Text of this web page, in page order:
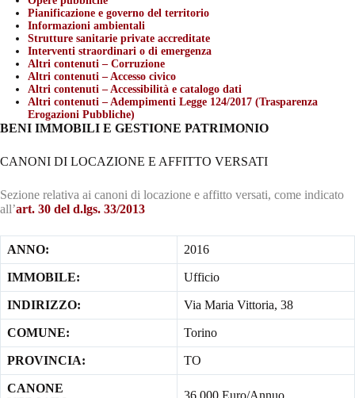
Pianificazione e governo del territorio
Informazioni ambientali
Strutture sanitarie private accreditate
Interventi straordinari o di emergenza
Altri contenuti – Corruzione
Altri contenuti – Accesso civico
Altri contenuti – Accessibilità e catalogo dati
Altri contenuti – Adempimenti Legge 124/2017 (Trasparenza
Erogazioni Pubbliche)
BENI IMMOBILI E GESTIONE PATRIMONIO
CANONI DI LOCAZIONE E AFFITTO VERSATI
Sezione relativa ai canoni di locazione e affitto versati, come indicato
all’art. 30 del d.lgs. 33/2013
ANNO: 2016
IMMOBILE: Ufficio
INDIRIZZO: Via Maria Vittoria, 38
COMUNE: Torino
PROVINCIA: TO
CANONE
36.000 Euro/Annuo